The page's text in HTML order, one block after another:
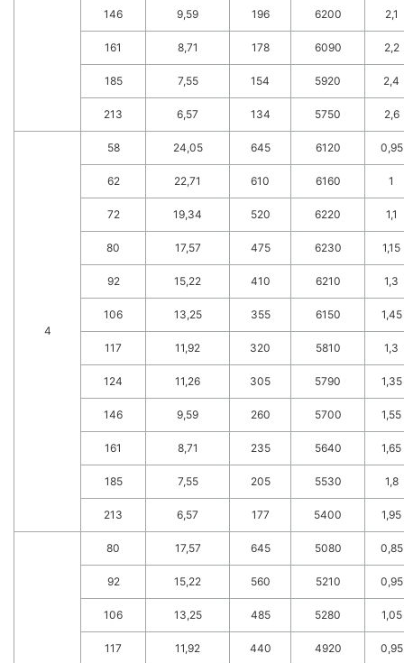
146 9,59 196 6200 2,1
161 8,71 178 6090 2,2
185 7,55 154 5920 2,4
213 6,57 134 5750 2,6
4
58 24,05 645 6120 0,95
62 22,71 610 6160 1
72 19,34 520 6220 1,1
80 17,57 475 6230 1,15
92 15,22 410 6210 1,3
106 13,25 355 6150 1,45
117 11,92 320 5810 1,3
124 11,26 305 5790 1,35
146 9,59 260 5700 1,55
161 8,71 235 5640 1,65
185 7,55 205 5530 1,8
213 6,57 177 5400 1,95
80 17,57 645 5080 0,85
92 15,22 560 5210 0,95
106 13,25 485 5280 1,05
117 11,92 440 4920 0,95